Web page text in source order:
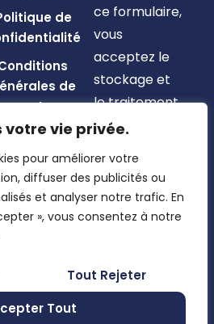
votre vie privée.
pour améliorer votre
diffuser des publicités ou
et analyser notre trafic. En
», vous consentez à notre
Tout Rejeter
Tout
de
de
vente
ce formulaire,
vous
acceptez le
stockage et
le traitement
de vos
ce site web.
S'inscrire